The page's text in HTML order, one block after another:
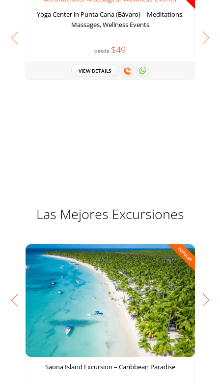
Yoga Center in Punta Cana (Bávaro) – Meditations,
Massages, Wellness Events
desde $49
VIEW DETAILS
Las Mejores Excursiones
POPULAR
Saona Island Excursion – Caribbean Paradise